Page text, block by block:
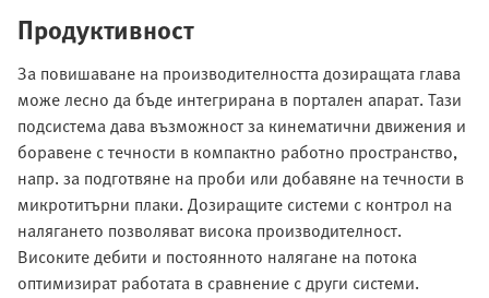
Продуктивност
За повишаване на производителността дозиращата глава
може лесно да бъде интегрирана в портален апарат. Тази
подсистема дава възможност за кинематични движения и
боравене с течности в компактно работно пространство,
напр. за подготвяне на проби или добавяне на течности в
микротитърни плаки. Дозиращите системи с контрол на
налягането позволяват висока производителност.
Високите дебити и постоянното налягане на потока
оптимизират работата в сравнение с други системи.